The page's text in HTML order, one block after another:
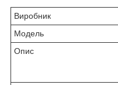
Виробник
Модель
Опис